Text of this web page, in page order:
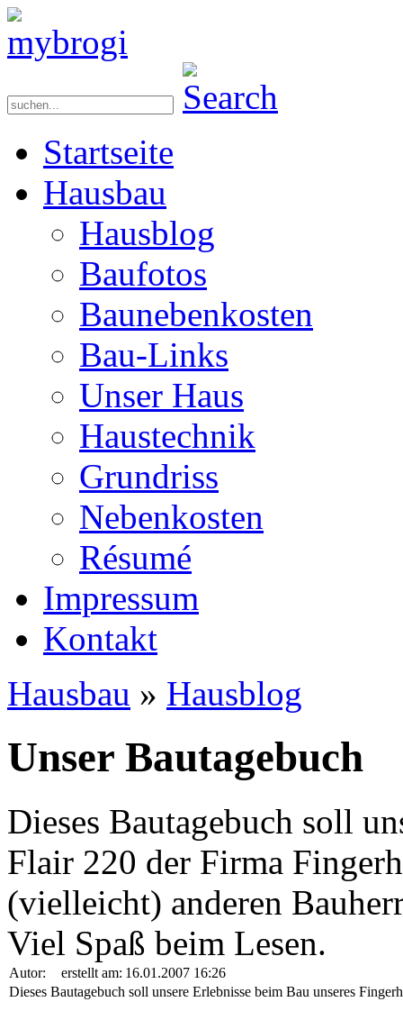
Startseite
Hausbau
Hausblog
Baufotos
Baunebenkosten
Bau-Links
Unser Haus
Haustechnik
Grundriss
Nebenkosten
Ré­su­mé
Impressum
Kontakt
Hausbau » Hausblog
Unser Bautagebuch
Dieses Bautagebuch soll
Flair 220 der Firma
(vielleicht) anderen
Viel Spaß beim Lesen.
Autor: erstellt am: 16.01.2007 16:26
Dieses Bautagebuch soll unsere Erlebnisse beim Bau unseres